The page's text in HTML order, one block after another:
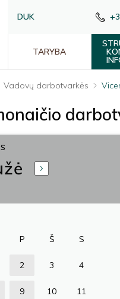
DUK
TARYBA
Vadovų darbotvarkės
P Š S
2 3 4
9 10 11